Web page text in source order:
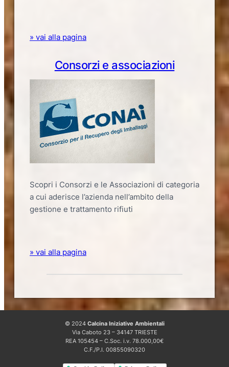
© 2024 Calcina Iniziative Ambientali
Via Caboto 23 – 34147 TRIESTE
REA 105454 – C.Soc. i.v. 78.000,00€
C.F./P.I. 00855090320
» vai alla pagina
Consorzi e associazioni
Scopri i Consorzi e le Associazioni di categoria
a cui aderisce l’azienda nell’ambito della
gestione e trattamento rifiuti
» vai alla pagina